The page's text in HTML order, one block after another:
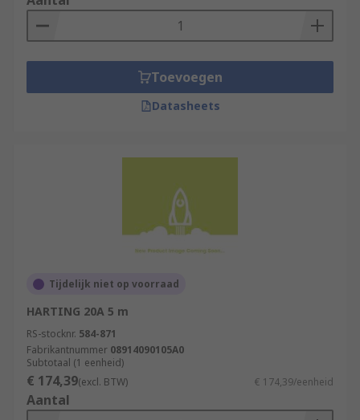
Toevoegen
Datasheets
Tijdelijk niet op voorraad
HARTING 20A 5 m
RS-stocknr. 584-871
Fabrikantnummer 08914090105A0
Subtotaal (1 eenheid)
€ 174,39(excl. BTW) € 174,39/eenheid
Aantal